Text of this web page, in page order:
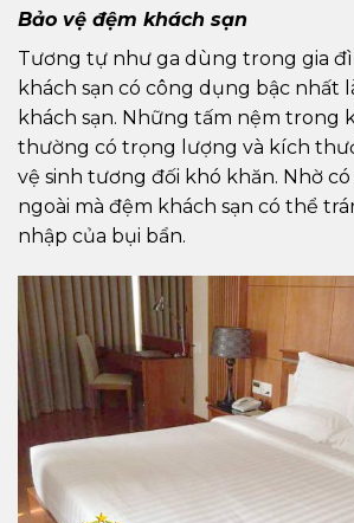
Bảo vệ đệm khách sạn
Tương tự như ga dùng trong gia
khách sạn có công dụng bậc nhất
khách sạn. Những tấm nệm trong
thường có trọng lượng và kích
vệ sinh tương đối khó khăn. Nhờ
ngoài mà đệm khách sạn có thể
nhập của bụi bẩn.